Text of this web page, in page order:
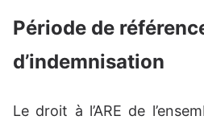
Période de
d’indemnisation
Le droit à l’ARE de